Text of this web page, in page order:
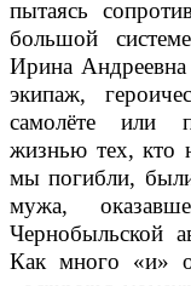
пытаясь
большой
Ирина
экипаж,
самолёте или
жизнью тех, кто
мы погибли,
мужа,
Чернобыльской
Как много «и»